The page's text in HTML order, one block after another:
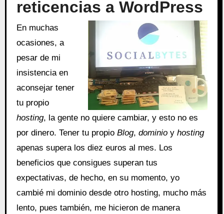
reticencias a WordPress
En muchas
ocasiones, a
pesar de mi
insistencia en
aconsejar tener
tu propio
hosting, la gente no quiere cambiar, y esto no es
por dinero. Tener tu propio Blog, dominioy hosting
apenas supera los diez euros al mes. Los
beneficios que consigues superan tus
expectativas, de hecho, en su momento, yo
cambié mi dominio desde otro hosting, mucho más
lento, pues también, me hicieron de manera